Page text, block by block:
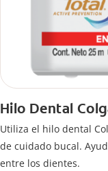
Hilo Dental
Utiliza el hilo dental
de cuidado bucal.
entre los dientes.